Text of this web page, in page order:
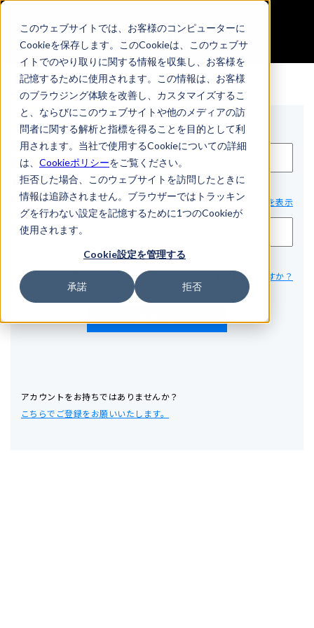
このウェブサイトでは、お客様のコンピューターに
Cookieを保存します。このCookieは、このウェブサ
イトでのやり取りに関する情報を収集し、お客様を
記憶するために使用されます。この情報は、お客様
のブラウジング体験を改善し、カスタマイズするこ
と、ならびにこのウェブサイトや他のメディアの訪
問者に関する解析と指標を得ることを目的として利
用されます。当社で使用するCookieについての詳細
は、 Cookieポリシーをご覧ください。
拒否した場合、このウェブサイトを訪問したときに
情報は追跡されません。ブラウザーではトラッキン
グを行わない設定を記憶するために1つのCookieが
使用されます。
Cookie設定を管理する
承諾 拒否
サインイン
Eメール*
パスワード* パスワードを表示
パスワードをお忘れですか？
アカウントをお持ちではありませんか？
こちらでご登録をお願いいたします。